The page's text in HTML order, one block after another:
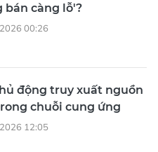
bán càng lỗ'?
00:26
động truy xuất nguồn
chuỗi cung ứng
12:05